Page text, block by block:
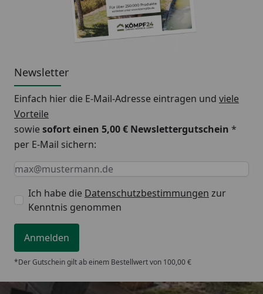
Newsletter
Einfach hier die E-Mail-Adresse eintragen und viele
Vorteile
sowiesofort einen 5,00 € Newslettergutschein *
per E-Mail sichern:
Keine Eingabe erforderlich
Eingabe erforderlich
E-Mail *
Ich habe die Datenschutzbestimmungen zur
Kenntnis genommen
Anmelden
*Der Gutschein gilt ab einem Bestellwert von 100,00 €